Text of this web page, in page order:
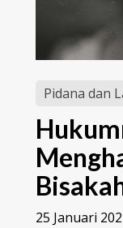
Pidana dan
25 Januari